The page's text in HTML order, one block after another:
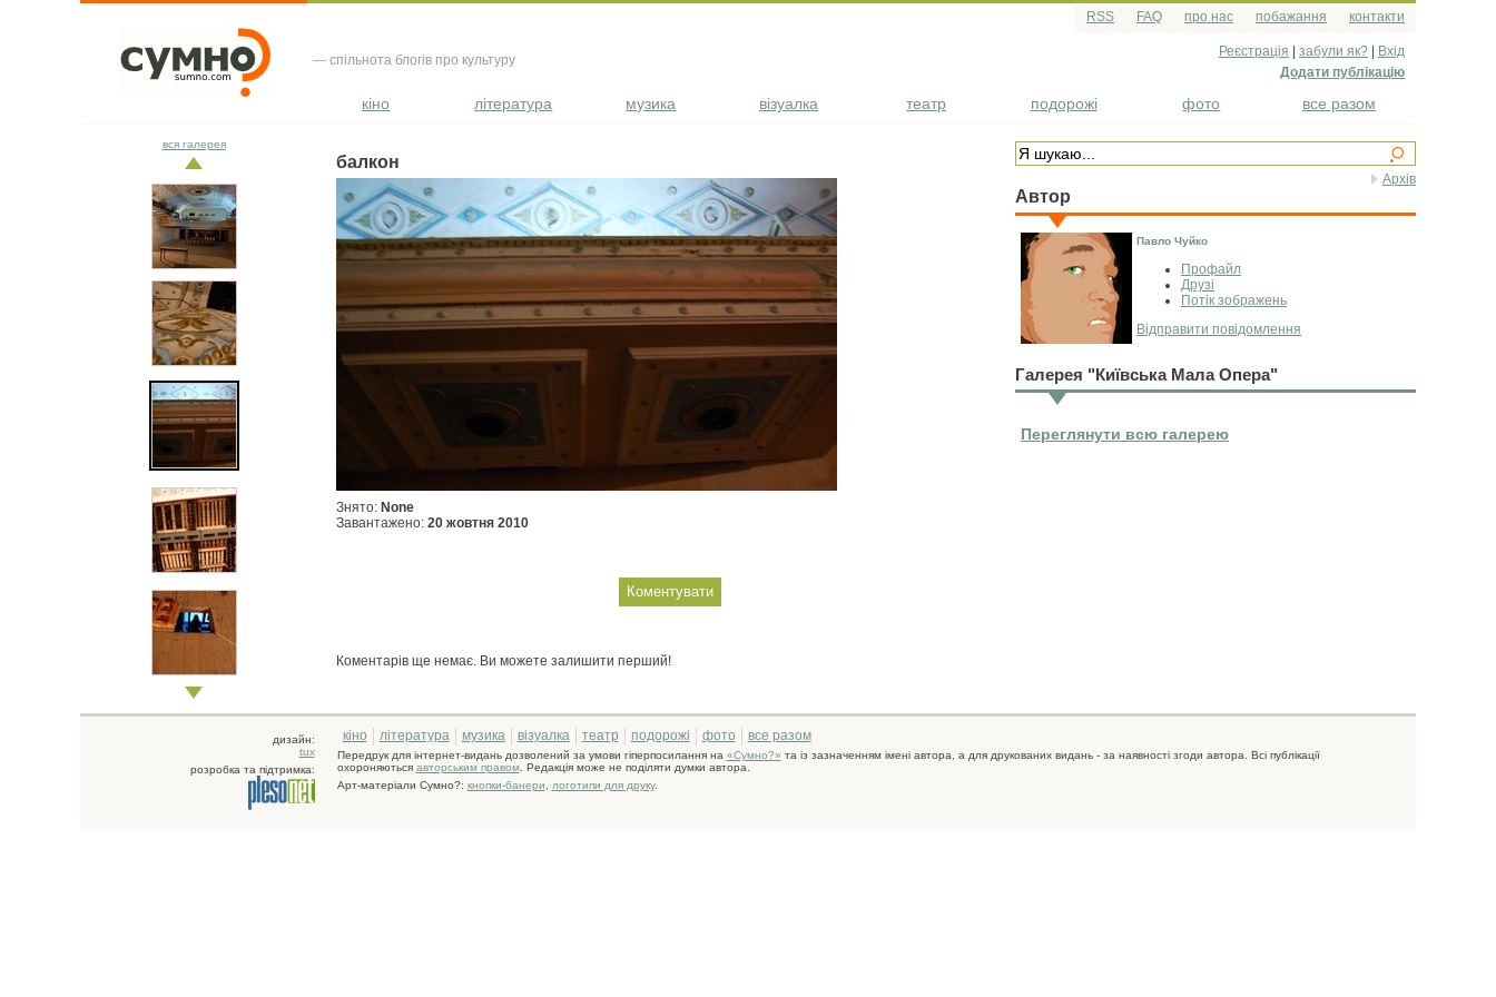
— спільнота блогів про культуру
RSS FAQ про нас побажання контакти
Реєстрація забули як?
Вхід
Додати публікацію
кіно література музика візуалка театр подорожі фото все разом
Архів
Автор
Павло Чуйко
Профайл
Друзі
Потік зображень
Відправити повідомлення
Галерея "Київська Мала Опера"
Переглянути всю галерею
балкон
Знято: None
Завантажено: 20 жовтня 2010
Коментарів ще немає. Ви можете залишити перший!
вся галерея
дизайн:
tux
розробка та підтримка:
кіно література музика візуалка театр подорожі фото все разом
Передрук для інтернет-видань дозволений за умови гіперпосилання на «Сумно?» та із зазначенням імені автора, а для друкованих видань - за наявності згоди автора. Всі публікації
охороняються авторським правом. Редакція може не поділяти думки автора.
Арт-матеріали Сумно?: кнопки-банери логотипи для друку.